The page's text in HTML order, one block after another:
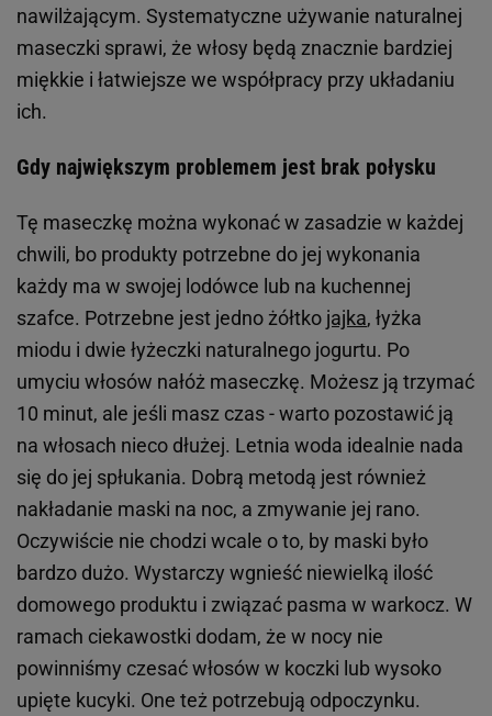
nawilżającym. Systematyczne używanie naturalnej
maseczki sprawi, że włosy będą znacznie bardziej
miękkie i łatwiejsze we współpracy przy układaniu
ich.
Gdy największym problemem jest brak połysku
Tę maseczkę można wykonać w zasadzie w każdej
chwili, bo produkty potrzebne do jej wykonania
każdy ma w swojej lodówce lub na kuchennej
szafce. Potrzebne jest jedno żółtko jajka, łyżka
miodu i dwie łyżeczki naturalnego jogurtu. Po
umyciu włosów nałóż maseczkę. Możesz ją trzymać
10 minut, ale jeśli masz czas - warto pozostawić ją
na włosach nieco dłużej. Letnia woda idealnie nada
się do jej spłukania. Dobrą metodą jest również
nakładanie maski na noc, a zmywanie jej rano.
Oczywiście nie chodzi wcale o to, by maski było
bardzo dużo. Wystarczy wgnieść niewielką ilość
domowego produktu i związać pasma w warkocz. W
ramach ciekawostki dodam, że w nocy nie
powinniśmy czesać włosów w koczki lub wysoko
upięte kucyki. One też potrzebują odpoczynku.